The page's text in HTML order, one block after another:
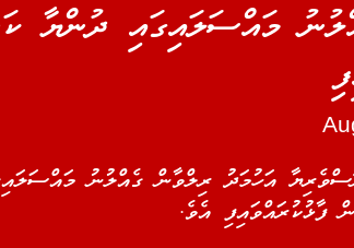
މައްސަލައިގައި ދުންޔާ
އަހުމަދު ރިލްވާން ގެއްލުނު
ފާޅުކުރައްވައިފި އެވެ.